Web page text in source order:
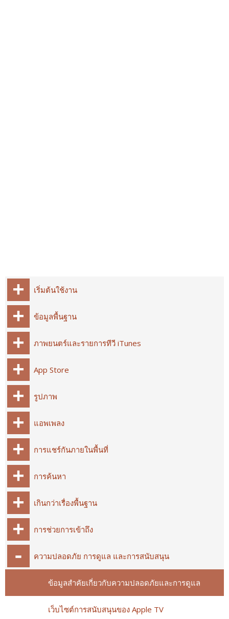
เริ่มต้นใช้งาน
ข้อมูลพื้นฐาน
ภาพยนตร์และรายการทีวี iTunes
App Store
รูปภาพ
แอพเพลง
การแชร์กันภายในพื้นที่
การค้นหา
เกินกว่าเรื่องพื้นฐาน
การช่วยการเข้าถึง
ความปลอดภัย การดูแล และการสนับสนุน
ข้อมูลสำคัยเกี่ยวกับความปลอดภัยและการดูแล
เว็บไซต์การสนับสนุนของ Apple TV